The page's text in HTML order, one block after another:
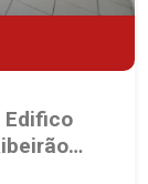
Edifico